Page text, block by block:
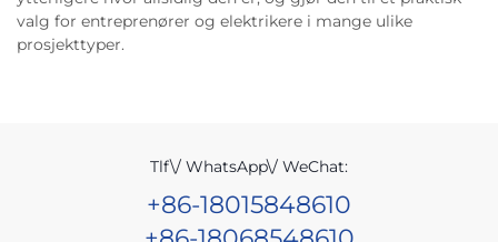
valg for entreprenører og elektrikere i mange ulike
prosjekttyper.
Tlf\/ WhatsApp\/ WeChat:
+86-18015848610